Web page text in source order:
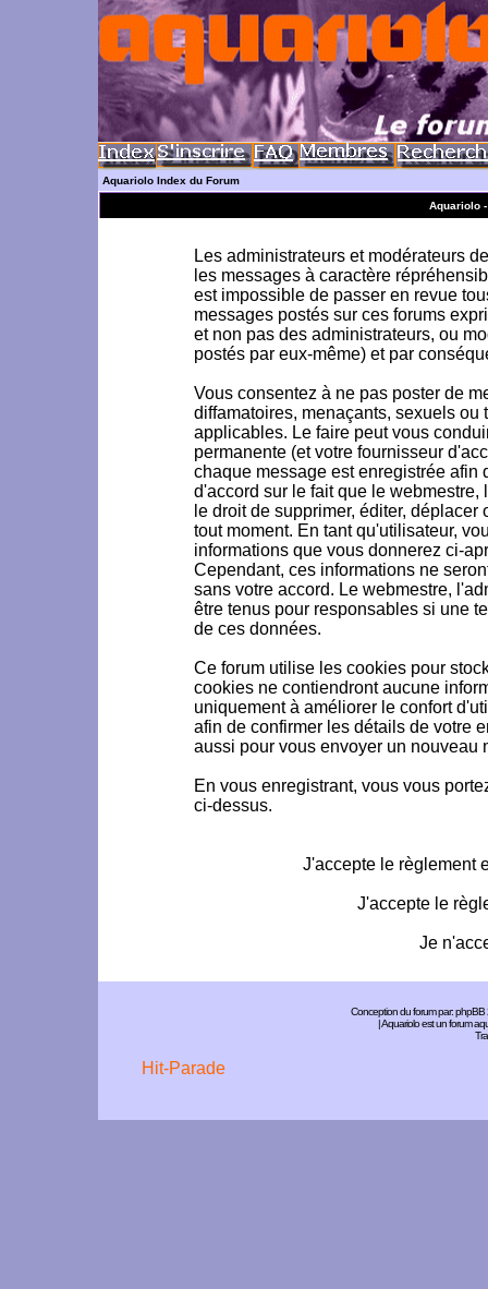
Aquariolo Index du Forum
Aquariolo
Les administrateurs et modérateurs
les messages à caractère
est impossible de passer en revue
messages postés sur ces forums
et non pas des administrateurs, ou
postés par eux-même) et par
Vous consentez à ne pas poster de
diffamatoires, menaçants, sexuels
applicables. Le faire peut vous
permanente (et votre fournisseur
chaque message est enregistrée afin
d'accord sur le fait que le
le droit de supprimer, éditer,
tout moment. En tant qu'utilisateur,
informations que vous donnerez ci-
Cependant, ces informations ne
sans votre accord. Le webmestre,
être tenus pour responsables si une
de ces données.
Ce forum utilise les cookies pour
cookies ne contiendront aucune
uniquement à améliorer le confort
afin de confirmer les détails de votre
aussi pour vous envoyer un nouveau
En vous enregistrant, vous vous
ci-dessus.
J'accepte le règlement
J'accepte le
Je
Conception du forum par:phpBB
| Aquariolo est un forum